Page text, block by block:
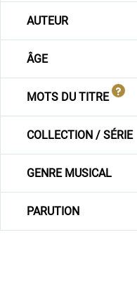
AUTEUR
ÂGE
MOTS DU TITRE
COLLECTION / SÉRIE
GENRE MUSICAL
PARUTION